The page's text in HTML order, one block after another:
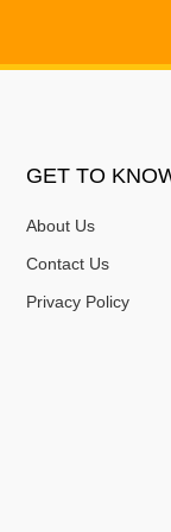
GET TO
About Us
Contact Us
Privacy Policy